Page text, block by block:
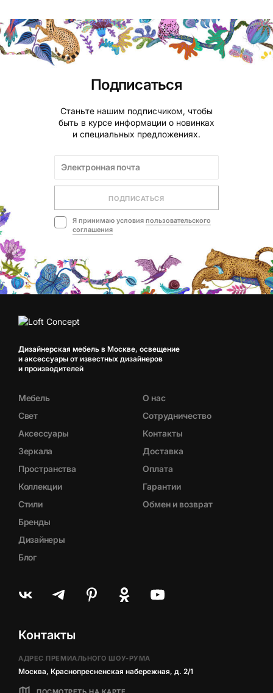
Подписаться
Станьте нашим подписчиком, чтобы
быть в курсе информации о новинках
и специальных предложениях.
ПОДПИСАТЬСЯ
Я принимаю условия пользовательского
соглашения
Дизайнерская мебель в Москве, освещение
и аксессуары от известных дизайнеров
и производителей
Мебель
Свет
Аксессуары
Зеркала
Пространства
Коллекции
Стили
Бренды
Дизайнеры
Блог
О нас
Сотрудничество
Контакты
Доставка
Оплата
Гарантии
Обмен и возврат
Контакты
АДРЕС ПРЕМИАЛЬНОГО ШОУ-РУМА
Москва, Краснопресненская набережная, д. 2/1